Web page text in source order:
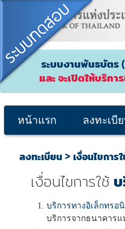
ระบบงานพันธบัตร
และ จะเปิดให้บริก
หน้าแรก ลงทะเบี
ลงทะเบียน > เงื่อนไขกา
เงื่อนไขการใช้
บริการทางอิเล็กทรอ
บริการจากธนาคาร